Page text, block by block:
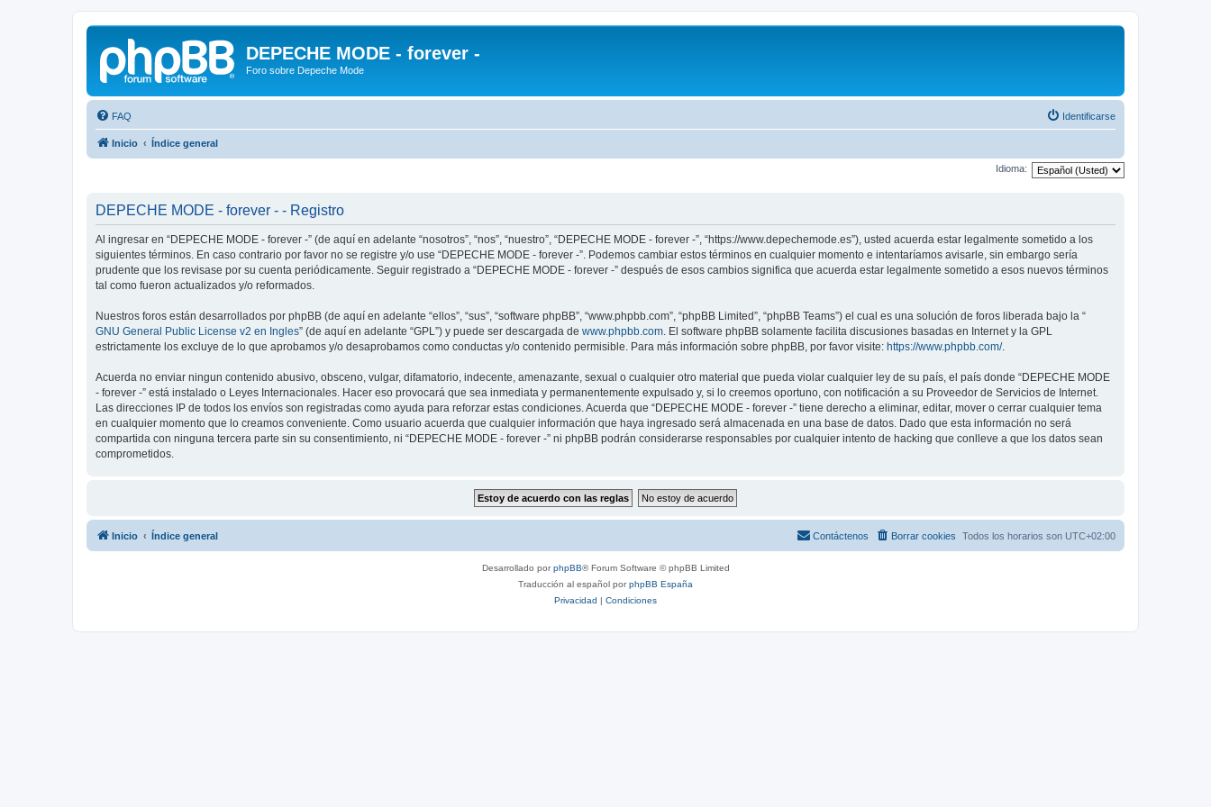
DEPECHE MODE - forever -
Foro sobre Depeche Mode
FAQ Identificarse
Inicio Índice general
Idioma:
DEPECHE MODE - forever - - Registro
Al ingresar en “DEPECHE MODE - forever -” (de aquí en adelante “nosotros”, “nos”, “nuestro”, “DEPECHE MODE - forever -”, “https://www.depechemode.es”), usted acuerda estar legalmente sometido a los
siguientes términos. En caso contrario por favor no se registre y/o use “DEPECHE MODE - forever -”. Podemos cambiar estos términos en cualquier momento e intentaríamos avisarle, sin embargo sería
prudente que los revisase por su cuenta periódicamente. Seguir registrado a “DEPECHE MODE - forever -” después de esos cambios significa que acuerda estar legalmente sometido a esos nuevos términos
tal como fueron actualizados y/o reformados.
Nuestros foros están desarrollados por phpBB (de aquí en adelante “ellos”, “sus”, “software phpBB”, “www.phpbb.com”, “phpBB Limited”, “phpBB Teams”) el cual es una solución de foros liberada bajo la “
GNU General Public License v2 en Ingles” (de aquí en adelante “GPL”) y puede ser descargada de www.phpbb.com. El software phpBB solamente facilita discusiones basadas en Internet y la GPL
estrictamente los excluye de lo que aprobamos y/o desaprobamos como conductas y/o contenido permisible. Para más información sobre phpBB, por favor visite: https://www.phpbb.com/.
Acuerda no enviar ningun contenido abusivo, obsceno, vulgar, difamatorio, indecente, amenazante, sexual o cualquier otro material que pueda violar cualquier ley de su país, el país donde “DEPECHE MODE
- forever -” está instalado o Leyes Internacionales. Hacer eso provocará que sea inmediata y permanentemente expulsado y, si lo creemos oportuno, con notificación a su Proveedor de Servicios de Internet.
Las direcciones IP de todos los envíos son registradas como ayuda para reforzar estas condiciones. Acuerda que “DEPECHE MODE - forever -” tiene derecho a eliminar, editar, mover o cerrar cualquier tema
en cualquier momento que lo creamos conveniente. Como usuario acuerda que cualquier información que haya ingresado será almacenada en una base de datos. Dado que esta información no será
compartida con ninguna tercera parte sin su consentimiento, ni “DEPECHE MODE - forever -” ni phpBB podrán considerarse responsables por cualquier intento de hacking que conlleve a que los datos sean
comprometidos.
Inicio Índice general Todos los horarios son UTC+02:00
Borrar cookies
Contáctenos
Desarrollado porphpBB® Forum Software © phpBB Limited
Traducción al español porphpBB España
Privacidad | Condiciones